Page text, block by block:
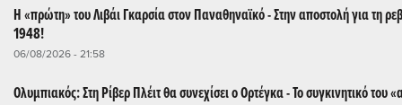
Η «πρώτη» του Λιβάι Γκαρσία στον Παναθηναϊκό - Στην αποστολή για τη
1948!
06/08/2026 - 21:58
Ολυμπιακός: Στη Ρίβερ Πλέιτ θα συνεχίσει ο Ορτέγκα - Το συγκινητικό του